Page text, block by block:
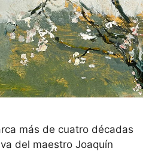
más de cuatro décadas
del maestro Joaquín